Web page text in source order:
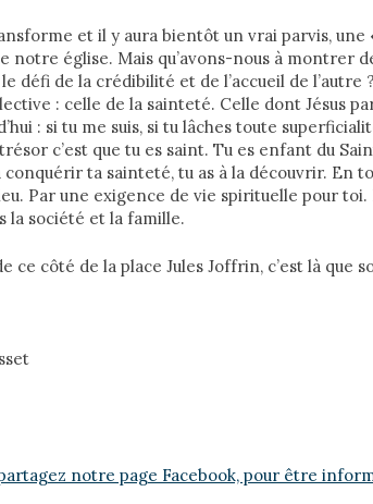
et il y aura bientôt un vrai parvis, une
notre église. Mais qu’avons-nous à montrer
défi de la crédibilité et de l’accueil de l’autre
: celle de la sainteté. Celle dont Jésus
: si tu me suis, si tu lâches toute
c’est que tu es saint. Tu es enfant du
conquérir ta sainteté, tu as à la découvrir. En
Par une exigence de vie spirituelle pour
la société et la famille.
ce côté de la place Jules Joffrin, c’est là que
notre page Facebook, pour être